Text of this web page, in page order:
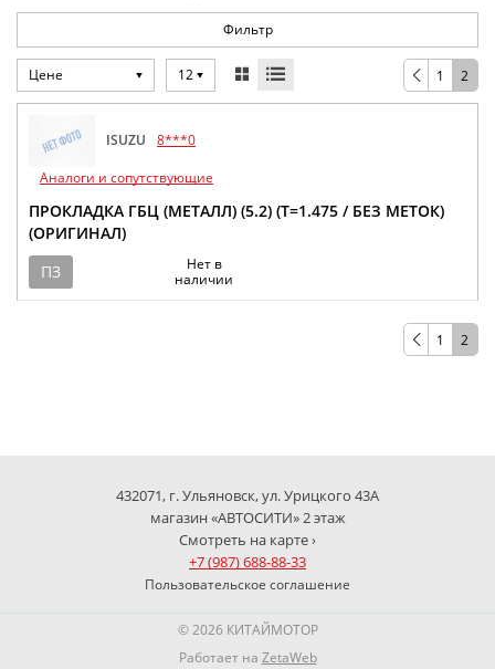
Фильтр
Цене 12 1 2
ISUZU
8***0
Аналоги и сопутствующие
ПРОКЛАДКА ГБЦ (МЕТАЛЛ) (5.2) (Т=1.475 / БЕЗ МЕТОК)
(ОРИГИНАЛ)
ПЗ
Нет в
наличии
1 2
432071, г. Ульяновск, ул. Урицкого 43А
магазин «АВТОСИТИ» 2 этаж
Смотреть на карте ›
+7 (987) 688-88-33
Пользовательское соглашение
© 2026 КИТАЙМОТОР
Работает на ZetaWeb